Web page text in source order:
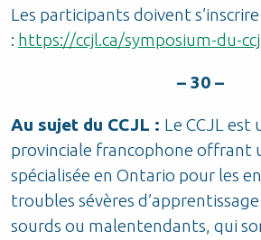
Les participants doivent
: https://ccjl.ca/symposium-du-
– 30 –
Au sujet du CCJL : Le CCJL
provinciale francophone offrant
spécialisée en Ontario pour les
troubles sévères
sourds ou malentendants, qui